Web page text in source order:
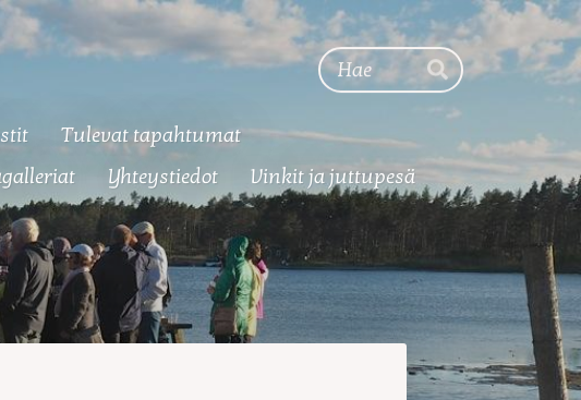
Haku
Hae
Tulevat tapahtumat
Yhteystiedot Vinkit ja juttupesä